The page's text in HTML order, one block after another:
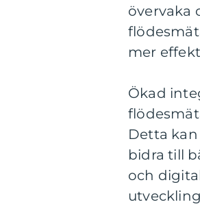
övervaka
mer
Ökad
Detta
bidra till
och